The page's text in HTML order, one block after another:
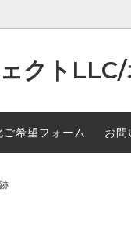
クト
ご希望フォーム お問